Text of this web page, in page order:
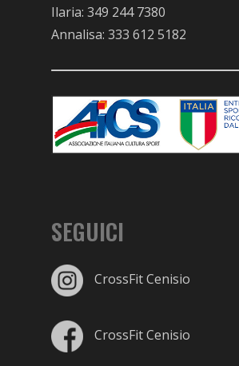
Ilaria: 349 244 7380
Annalisa: 333 612 5182
SEGUICI
CrossFit Cenisio
CrossFit Cenisio